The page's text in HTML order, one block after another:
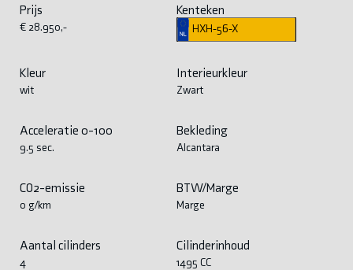
Prijs
€ 28.950,-
Kenteken
HXH-56-X
Kleur
wit
Interieurkleur
Zwart
Acceleratie 0-100
9.5 sec.
Bekleding
Alcantara
CO2-emissie
0 g/km
BTW/Marge
Marge
Aantal cilinders
4
Cilinderinhoud
1495 CC